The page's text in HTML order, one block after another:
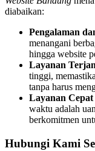
diabaikan:
Pengalaman
menangani
hingga website
Layanan
tinggi,
tanpa harus
Layanan
waktu adalah
berkomitmen
Hubungi Kami